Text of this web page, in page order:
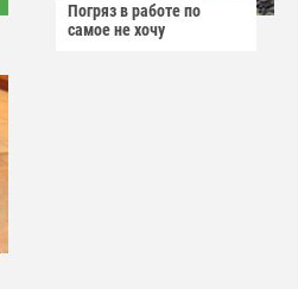
Погряз в работе по
самое не хочу